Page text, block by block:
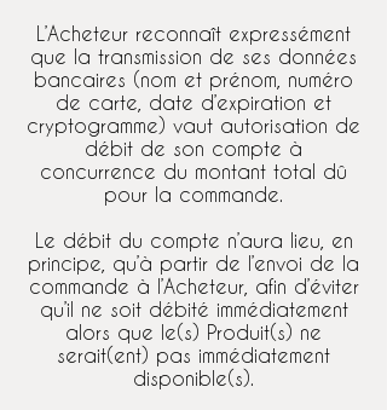
L’Acheteur reconnaît expressément
que la transmission de ses données
bancaires (nom et prénom, numéro
de carte, date d’expiration et
cryptogramme) vaut autorisation de
débit de son compte à
concurrence du montant total dû
pour la commande.
Le débit du compte n’aura lieu, en
principe, qu’à partir de l’envoi de la
commande à l’Acheteur, afin d’éviter
qu’il ne soit débité immédiatement
alors que le(s) Produit(s) ne
serait(ent) pas immédiatement
disponible(s).